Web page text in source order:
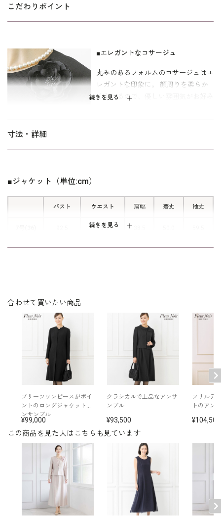
す。 ワンピースは、Aラインのシルエットが美しいロング丈。 揺
ト。 慶事らしくアクセサリーを添えて、卒入学式の式服や礼服に
もおすすめです。 ※サイズ表記はイタリア式です。
ミセス（40代～）向け、｢少しゆったり｣パターンを使用。 「標
準」に比べてウエストを中心にゆとりを持たせています。
こだわりポイント
続きを見る
■エレガントなコサージュ
丸みのあるフォルムのコサージュはエ
レガントな印象に。 顔周りを柔らか
くみせるので、優しい雰囲気がお好み
寸法・詳細
続きを見る
■ジャケット（単位:cm）
バスト ウエスト 肩幅 着丈 袖丈
78.5
9号(38) 95.5 81.5 39.0 50.5 60.0
表地：トリアセテート65％ レーヨン18％ ポリエス
テル17％（レベッカバスケット）
その他
洗濯方法：クリーニング
コサージュ付き
※モデル着用：
イヤリング /5652897-10
ネックレス /
5619896-10
※モデル：身長168cm 9号着用
■ワンピース（単位:cm）
バスト 肩幅
92.0 38.5
この商品を見た人はこちらも見ています
合わせて買いたい商品
プリーツワンピースがポイ
ントのロングジャケットア
ンサンブル
99,000
クラシカルで上品なアンサ
ンブル
93,500
フリルデ
トのアン
104,500